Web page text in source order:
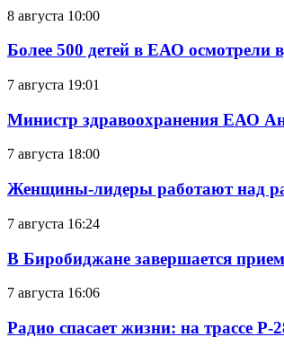
8 августа 10:00
Более 500 детей в ЕАО осмотрели
7 августа 19:01
Министр здравоохранения ЕАО
7 августа 18:00
Женщины-лидеры работают над
7 августа 16:24
В Биробиджане завершается
7 августа 16:06
Радио спасает жизни: на трассе